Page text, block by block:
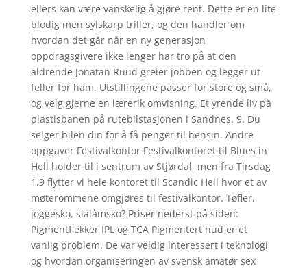
ellers kan være vanskelig å gjøre rent. Dette er en lite
blodig men sylskarp triller, og den handler om
hvordan det går når en ny generasjon
oppdragsgivere ikke lenger har tro på at den
aldrende Jonatan Ruud greier jobben og legger ut
feller for ham. Utstillingene passer for store og små,
og velg gjerne en lærerik omvisning. Et yrende liv på
plastisbanen på rutebilstasjonen i Sandnes. 9. Du
selger bilen din for å få penger til bensin. Andre
oppgaver Festivalkontor Festivalkontoret til Blues in
Hell holder til i sentrum av Stjørdal, men fra Tirsdag
1.9 flytter vi hele kontoret til Scandic Hell hvor et av
møterommene omgjøres til festivalkontor. Tøfler,
joggesko, slalåmsko? Priser nederst på siden:
Pigmentflekker IPL og TCA Pigmentert hud er et
vanlig problem. De var veldig interessert i teknologi
og hvordan organiseringen av svensk amatør sex